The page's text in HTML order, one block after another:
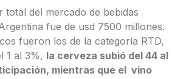
total del mercado de bebidas
fue de usd 7500 millones.
fueron los de la categoría RTD,
1 al 3%, la cerveza subió del 44 al
mientras que el vino